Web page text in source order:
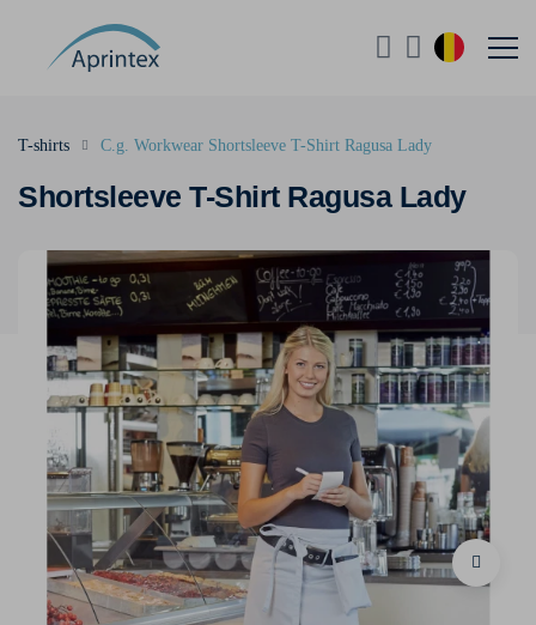
Shortsleeve T-Shirt Ragusa Lady
T-shirts C.g. Workwear Shortsleeve T-Shirt Ragusa Lady